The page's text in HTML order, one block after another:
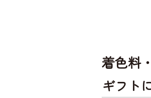
着色料
ギフト